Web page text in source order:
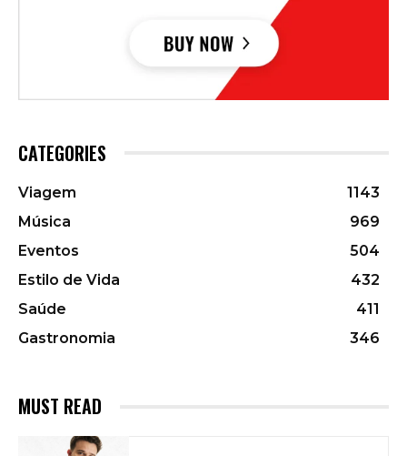
CATEGORIES
Viagem
1143
Música
969
Eventos
504
Estilo de Vida
432
Saúde
411
Gastronomia
346
MUST READ